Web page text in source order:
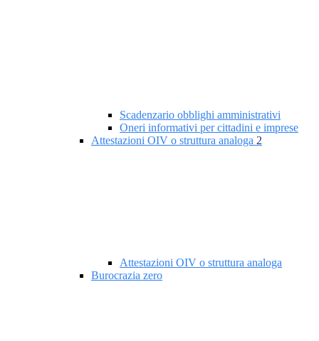
Scadenzario obblighi amministrativi
Oneri informativi per cittadini e imprese
Attestazioni OIV o struttura analoga 2
Attestazioni OIV o struttura analoga
Burocrazia zero